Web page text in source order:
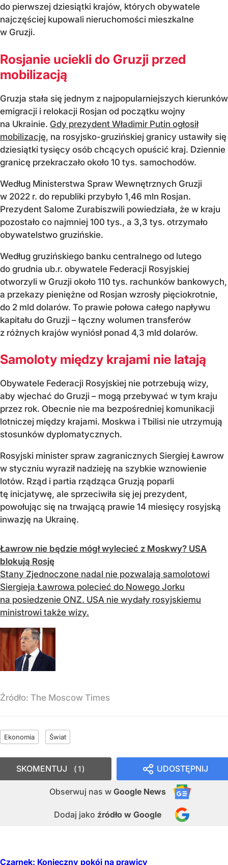
do pierwszej dziesiątki krajów, których obywatele
najczęściej kupowali nieruchomości mieszkalne
w Gruzji.
Rosjanie uciekli do Gruzji przed
mobilizacją
Gruzja stała się jednym z najpopularniejszych kierunków
emigracji i relokacji Rosjan od początku wojny
na Ukrainie. Gdy prezydent Władimir Putin ogłosił
mobilizację, na rosyjsko-gruzińskiej granicy ustawiły się
dziesiątki tysięcy osób chcących opuścić kraj. Dziennie
granicę przekraczało około 10 tys. samochodów.
Według Ministerstwa Spraw Wewnętrznych Gruzji
w 2022 r. do republiki przybyło 1,46 mln Rosjan.
Prezydent Salome Zurabiszwili powiedziała, że w kraju
pozostało co najmniej 100 tys., a 3,3 tys. otrzymało
obywatelstwo gruzińskie.
Według gruzińskiego banku centralnego od lutego
do grudnia ub.r. obywatele Federacji Rosyjskiej
otworzyli w Gruzji około 110 tys. rachunków bankowych,
a przekazy pieniężne od Rosjan wzrosły pięciokrotnie,
do 2 mld dolarów. To prawie połowa całego napływu
kapitału do Gruzji – łączny wolumen transferów
z różnych krajów wyniósł ponad 4,3 mld dolarów.
Samoloty między krajami nie latają
Obywatele Federacji Rosyjskiej nie potrzebują wizy,
aby wjechać do Gruzji – mogą przebywać w tym kraju
przez rok. Obecnie nie ma bezpośredniej komunikacji
lotniczej między krajami. Moskwa i Tbilisi nie utrzymują
stosunków dyplomatycznych.
Rosyjski minister spraw zagranicznych Siergiej Ławrow
w styczniu wyraził nadzieję na szybkie wznowienie
lotów. Rząd i partia rządząca Gruzją poparli
tę inicjatywę, ale sprzeciwiła się jej prezydent,
powołując się na trwającą prawie 14 miesięcy rosyjską
inwazję na Ukrainę.
Ławrow nie będzie mógł wylecieć z Moskwy? USA
blokują Rosję
Stany Zjednoczone nadal nie pozwalają samolotowi
Siergieja Ławrowa polecieć do Nowego Jorku
na posiedzenie ONZ. USA nie wydały rosyjskiemu
ministrowi także wizy.
Źródło: The Moscow Times
Ekonomia Świat
UDOSTĘPNIJ
Obserwuj nas w Google News
Dodaj jako źródło w Google
SKOMENTUJ 1
Czarnek: Konieczny pokój na prawicy